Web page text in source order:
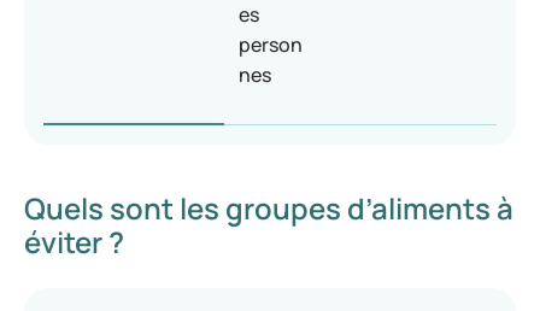
es
person
nes
Quels sont les groupes d’aliments à
éviter ?